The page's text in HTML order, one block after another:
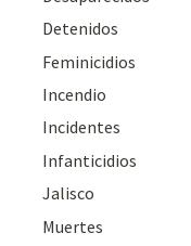
Detenidos
Feminicidios
Incendio
Incidentes
Infanticidios
Jalisco
Muertes